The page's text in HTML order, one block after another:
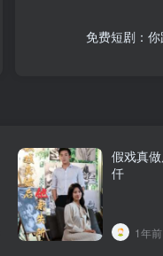
免费短剧：
假戏真
仟
1年前